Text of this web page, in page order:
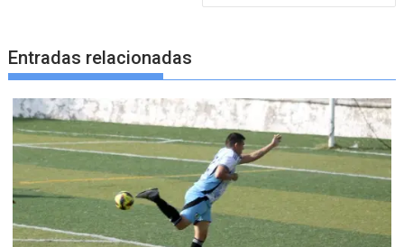
Entradas relacionadas